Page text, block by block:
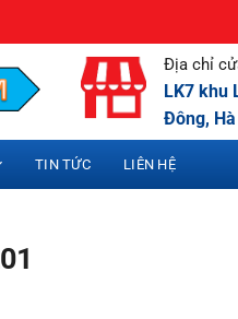
Địa chỉ
LK7 khu
Đông,
TIN TỨC LIÊN HỆ